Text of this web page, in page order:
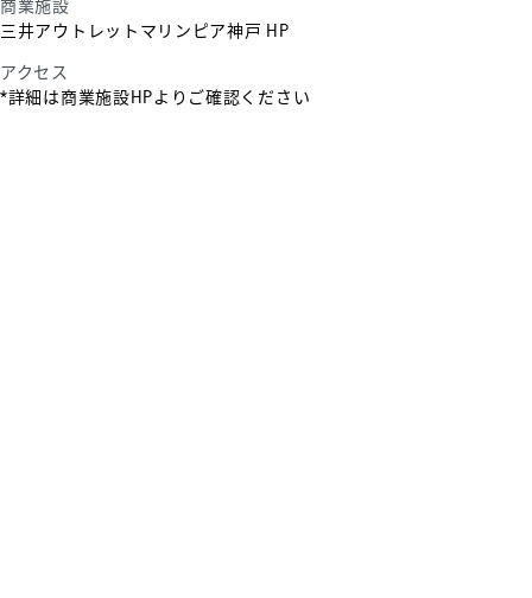
商業施設
三井アウトレットマリンピア神戸 HP
アクセス
*詳細は商業施設HPよりご確認ください